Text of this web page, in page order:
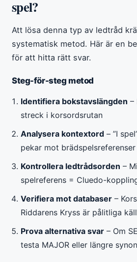
spel?
Att lösa denna typ av ledtråd
systematisk metod. Här är en
för att hitta rätt svar.
Steg-för-steg metod
Identifiera bokstavslängden –
streck i korsordsrutan
Analysera kontextord – ”I
pekar mot brädspelsreferenser
Kontrollera ledtrådsorden –
spelreferens = Cluedo-
Verifiera mot databaser –
Riddarens Kryss är pålitliga
Prova alternativa svar – Om
testa MAJOR eller längre